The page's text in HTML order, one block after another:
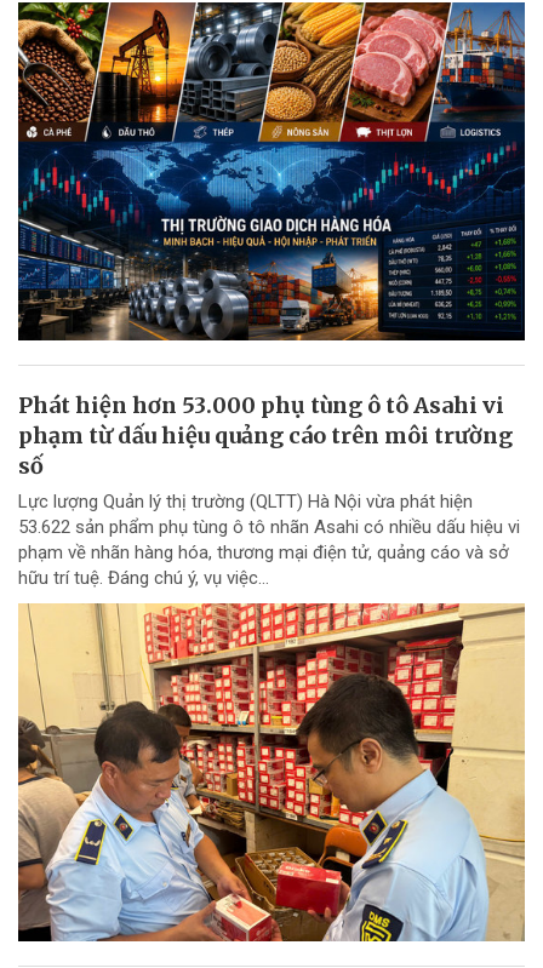
Phát hiện hơn 53.000 phụ tùng ô tô Asahi vi
phạm từ dấu hiệu quảng cáo trên môi trường
số
Lực lượng Quản lý thị trường (QLTT) Hà Nội vừa phát hiện
53.622 sản phẩm phụ tùng ô tô nhãn Asahi có nhiều dấu hiệu vi
phạm về nhãn hàng hóa, thương mại điện tử, quảng cáo và sở
hữu trí tuệ. Đáng chú ý, vụ việc...